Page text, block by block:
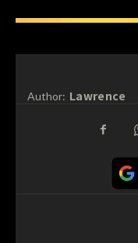
Author: Lawrence